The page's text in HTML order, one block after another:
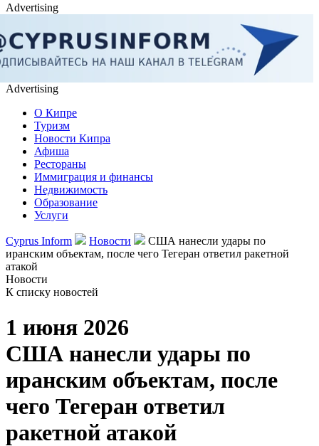
Advertising
Advertising
О Кипре
Туризм
Новости Кипра
Афиша
Рестораны
Иммиграция и финансы
Недвижимость
Образование
Услуги
Cyprus Inform Новости
США нанесли удары по
иранским объектам, после чего Тегеран ответил ракетной
атакой
Новости
К списку новостей
1 июня 2026
США нанесли удары по
иранским объектам, после
чего Тегеран ответил
ракетной атакой